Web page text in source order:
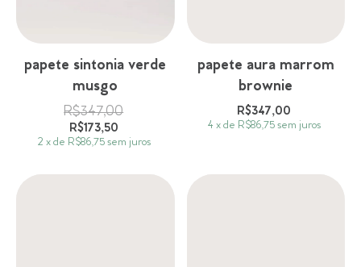
papete sintonia verde
musgo
R$347,00
R$173,50
2 x de R$86,75 sem juros
papete aura marrom
brownie
R$347,00
4 x de R$86,75 sem juros